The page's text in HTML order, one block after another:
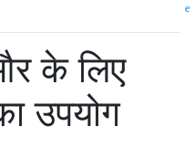
के लिए
उपयोग